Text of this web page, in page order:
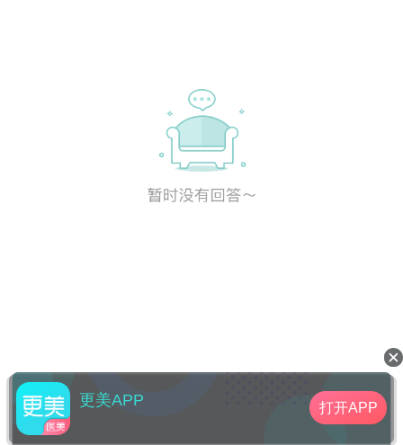
更美APP 打开APP